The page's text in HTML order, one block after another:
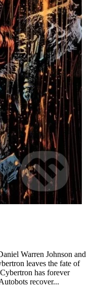
Warren Johnson and
leaves the fate of
has forever
recover...